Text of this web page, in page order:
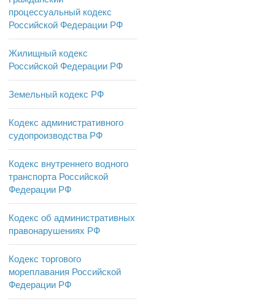
процессуальный кодекс
Российской Федерации РФ
Жилищный кодекс
Российской Федерации РФ
Земельный кодекс РФ
Кодекс административного
судопроизводства РФ
Кодекс внутреннего водного
транспорта Российской
Федерации РФ
Кодекс об административных
правонарушениях РФ
Кодекс торгового
мореплавания Российской
Федерации РФ